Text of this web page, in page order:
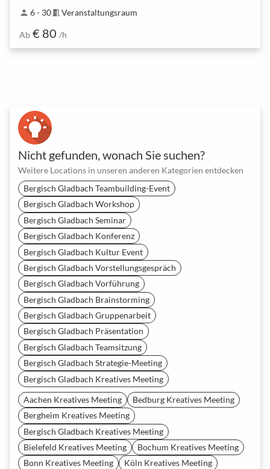
person 6 - 30meeting_room Veranstaltungsraum
Ab € 80 /h
Nicht gefunden, wonach Sie suchen?
Weitere Locations in unseren anderen Kategorien entdecken
Bergisch Gladbach Teambuilding-Event
Bergisch Gladbach Workshop
Bergisch Gladbach Seminar
Bergisch Gladbach Konferenz
Bergisch Gladbach Kultur Event
Bergisch Gladbach Vorstellungsgespräch
Bergisch Gladbach Vorführung
Bergisch Gladbach Brainstorming
Bergisch Gladbach Gruppenarbeit
Bergisch Gladbach Präsentation
Bergisch Gladbach Teamsitzung
Bergisch Gladbach Strategie-Meeting
Bergisch Gladbach Kreatives Meeting
Aachen Kreatives Meeting
Bedburg Kreatives Meeting
Bergheim Kreatives Meeting
Bergisch Gladbach Kreatives Meeting
Bielefeld Kreatives Meeting
Bochum Kreatives Meeting
Bonn Kreatives Meeting
Köln Kreatives Meeting